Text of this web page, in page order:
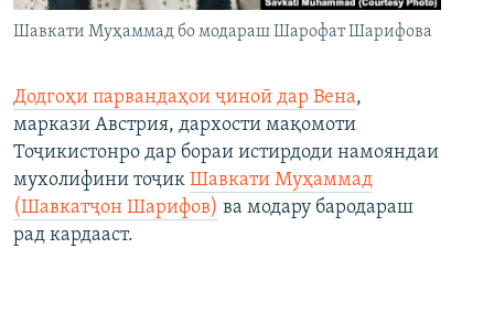
Шавкати Муҳаммад бо модараш Шарофат Шарифова
Додгоҳи парвандаҳои ҷиноӣ дар Вена,
маркази Австрия, дархости мақомоти
Тоҷикистонро дар бораи истирдоди намояндаи
мухолифини тоҷик Шавкати Муҳаммад
(Шавкатҷон Шарифов) ва модару бародараш
рад кардааст.